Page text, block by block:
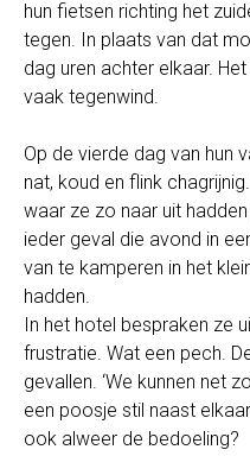
hun fietsen richting het
tegen. In plaats van dat
dag uren achter elkaar.
vaak tegenwind.
Op de vierde dag van hun
nat, koud en flink
waar ze zo naar uit
ieder geval die avond in
van te kamperen in het
hadden.
In het hotel bespraken ze
frustratie. Wat een pech.
gevallen. ‘We kunnen net
een poosje stil naast
ook alweer de bedoeling?